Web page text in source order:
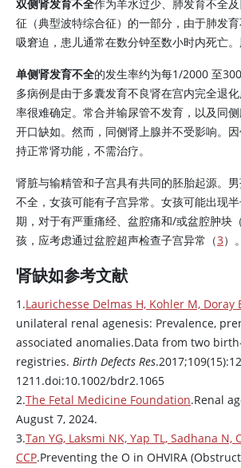
双侧肾发育不全作为羊水过少、肺发育不全
征（典型波特综合征）的一部分，由于肺发
吸窘迫，患儿通常在数分钟至数小时内死亡。
单侧肾发育不全的发生率约为每1/2000 至
多病例是由于多囊发育不良肾在宫内完全退
率很难确定。常合并输尿管不发育，以及同
开口缺如。然而，同侧肾上腺并不受影响。
持正常肾功能，不需治疗。
肾脏与输精管和子宫具有共同的胚胎起源。
不全，女孩可能有子宫异常。女孩可能出现
期，对于有严重痛经、盆腔痛和/或盆腔肿块
孩，应考虑通过盆腔超声检查子宫异常（3）。
肾缺如参考文献
1.Laurichesse Delmas H, Kohler M, Doray
unilateral renal agenesis: Prevalence,
associated anomalies.Data from two
registries. Birth Defects Res
1211.doi:10.1002/bdr2.1065
2.The Fetal Medicine Foundation.Renal
August 7, 2024.
3.Tan YG, Laksmi NK, Yap TL, Sadhana N,
CCP.Preventing the O in OHVIRA